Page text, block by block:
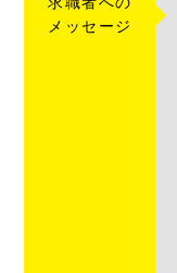
メッセージ